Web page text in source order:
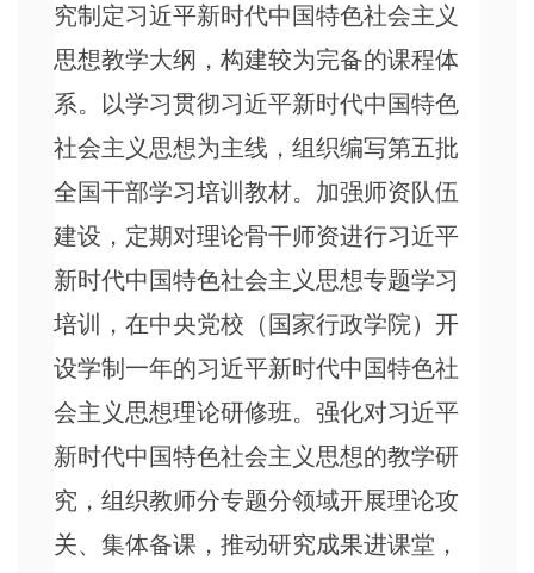
究制定习近平新时代中国特色社会主义
思想教学大纲，构建较为完备的课程体
系。以学习贯彻习近平新时代中国特色
社会主义思想为主线，组织编写第五批
全国干部学习培训教材。加强师资队伍
建设，定期对理论骨干师资进行习近平
新时代中国特色社会主义思想专题学习
培训，在中央党校（国家行政学院）开
设学制一年的习近平新时代中国特色社
会主义思想理论研修班。强化对习近平
新时代中国特色社会主义思想的教学研
究，组织教师分专题分领域开展理论攻
关、集体备课，推动研究成果进课堂，